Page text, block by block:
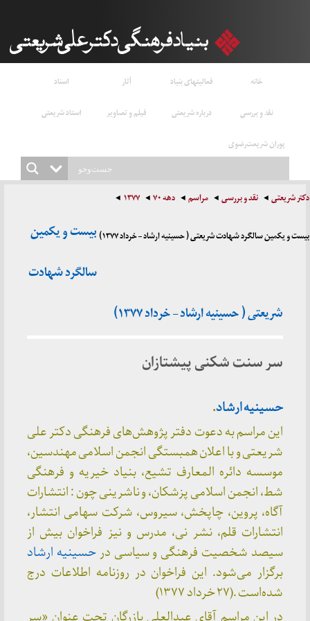
خانه فعالیتهای بنیاد آثار
اسناد
نقد و بررسی
درباره شریعتی فیلم و تصاویر
استاد شریعتی
پوران شریعت‌رضوی
دکتر شریعتی نقد و بررسی مراسم دهه ۷۰ ۱۳۷۷
بیست و یکمین سالگرد شهادت شریعتی ( حسینیه ارشاد – خرداد ۱۳۷۷)
بیست و یکمین
سالگرد شهادت
شریعتی ( حسینیه ارشاد – خرداد ۱۳۷۷)
سر سنت شکنی پیشتازان
حسینیه ارشاد.
این مراسم به دعوت دفتر پژوهش‌های فرهنگی دکتر علی
شریعتی و با اعلان همبستگی انجمن اسلامی مهندسین،
موسسه دائره المعارف تشیع، بنیاد خیریه و فرهنگی
شط، انجمن اسلامی پزشکان، و ناشرینی چون : انتشارات
آگاه، پروین، چاپخش، سیروس، شرکت سهامی انتشار،
انتشارات قلم، نشر نی، مدرس و نیز فراخوان بیش از
سیصد شخصیت فرهنگی و سیاسی درحسینیه ارشاد
برگزار می‌شود. این فراخوان در روزنامه اطلاعات درج
شده‌است .(۲۷ خرداد ۱۳۷۷)